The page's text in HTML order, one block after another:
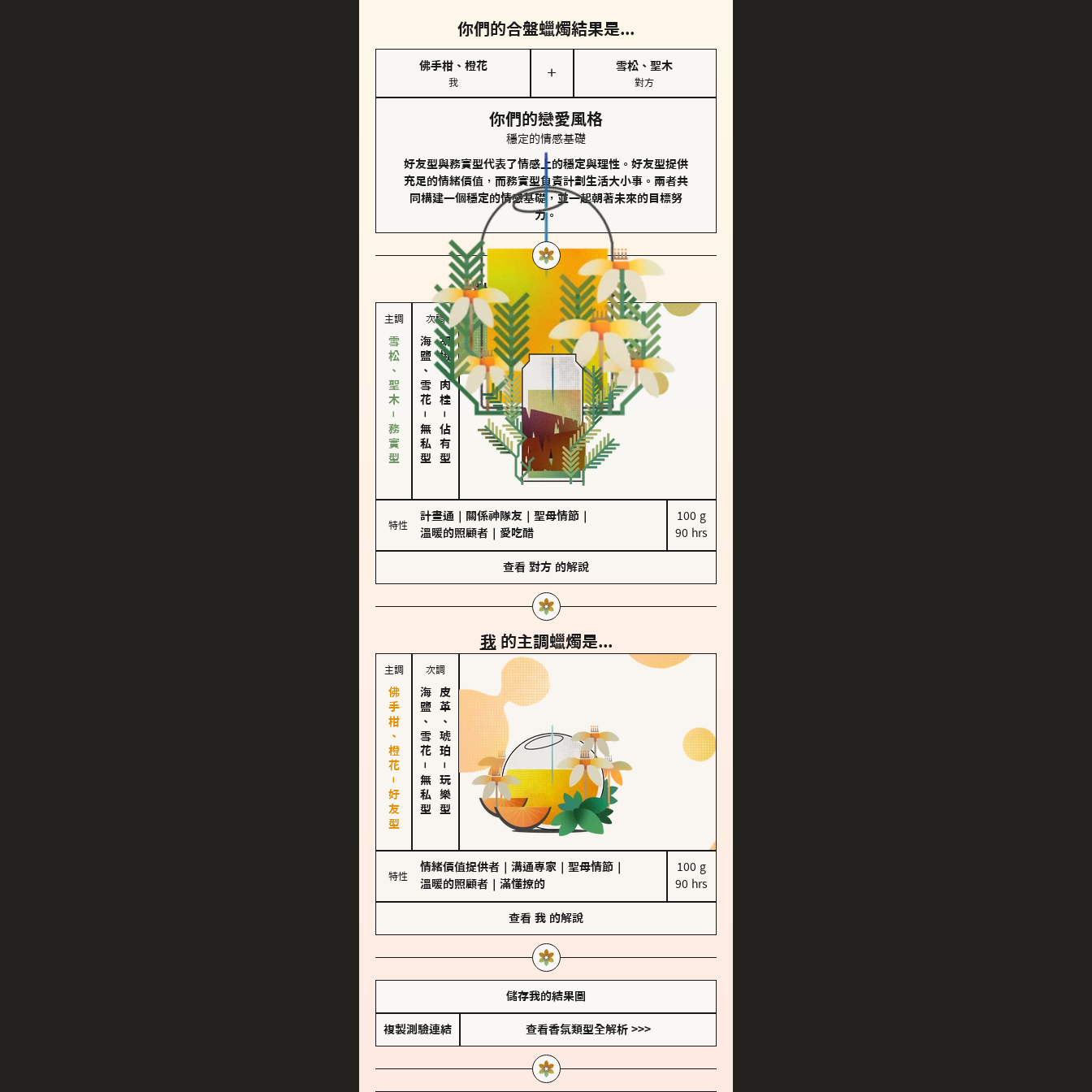
你們的合盤蠟燭結果是...
佛手柑、橙花
我
＋
雪松、聖木
對方
你們的戀愛風格
穩定的情感基礎
好友型與務實型代表了情感上的穩定與理性。好友型提供
充足的情緒價值，而務實型負責計劃生活大小事。兩者共
同構建一個穩定的情感基礎，並一起朝著未來的目標努
力。
對方的主調蠟燭是...
主調
雪松、聖木－務實型
次調
海鹽、雪花
－
無私型
胡椒、肉桂
－
佔有型
特性
計畫通 關係神隊友 聖母情節
溫暖的照顧者
愛吃醋
100 g
90 hrs
查看 對方 的解說
我 的主調蠟燭是...
主調
佛手柑、橙花－好友型
次調
海鹽、雪花
－
無私型
皮革、琥珀
－
玩樂型
特性
情緒價值提供者 溝通專家 聖母情節
溫暖的照顧者
滿懂撩的
100 g
90 hrs
查看 我 的解說
儲存我的結果圖
複製測驗連結 查看香氛類型全解析 >>>